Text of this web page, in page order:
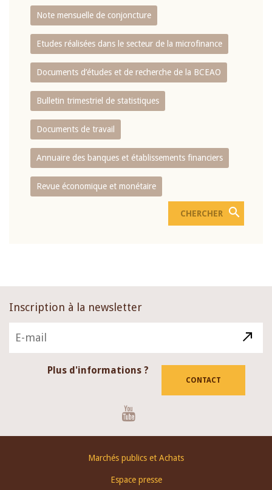
Note mensuelle de conjoncture
Etudes réalisées dans le secteur de la microfinance
Documents d’études et de recherche de la BCEAO
Bulletin trimestriel de statistiques
Documents de travail
Annuaire des banques et établissements financiers
Revue économique et monétaire
Inscription à la newsletter
Plus d'informations ?
CONTACT
Marchés publics et Achats
Espace presse